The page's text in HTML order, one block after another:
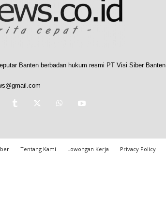
Banten berbadan hukum resmi PT Visi Siber Banten
Tentang Kami Lowongan Kerja Privacy Policy